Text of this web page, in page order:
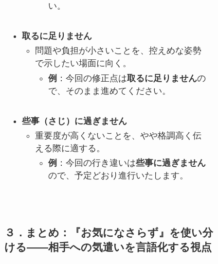
い。
取るに足りません
問題や負担が小さいことを、控えめな姿勢
で示したい場面に向く。
例 ：今回の修正点は取るに足りませんの
で、そのまま進めてください。
些事（さじ）に過ぎません
重要度が高くないことを、やや格調高く伝
える際に適する。
例 ：今回の行き違いは些事に過ぎません
ので、予定どおり進行いたします。
３．まとめ：『お気になさらず』を使い分
ける——相手への気遣いを言語化する視点